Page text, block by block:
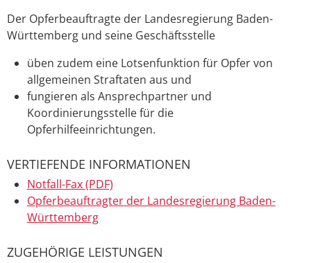
Der Opferbeauftragte der Landesregierung Baden-
Württemberg und seine Geschäftsstelle
üben zudem eine Lotsenfunktion für Opfer von
allgemeinen Straftaten aus und
fungieren als Ansprechpartner und
Koordinierungsstelle für die
Opferhilfeeinrichtungen.
VERTIEFENDE INFORMATIONEN
Notfall-Fax (PDF)
Opferbeauftragter der Landesregierung Baden-
Württemberg
ZUGEHÖRIGE LEISTUNGEN